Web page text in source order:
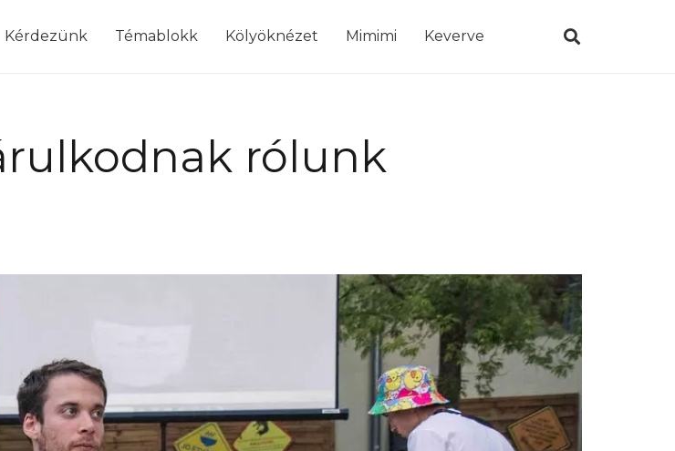
Kérdezünk Témablokk Kölyöknézet Mimimi Keverve
rólunk